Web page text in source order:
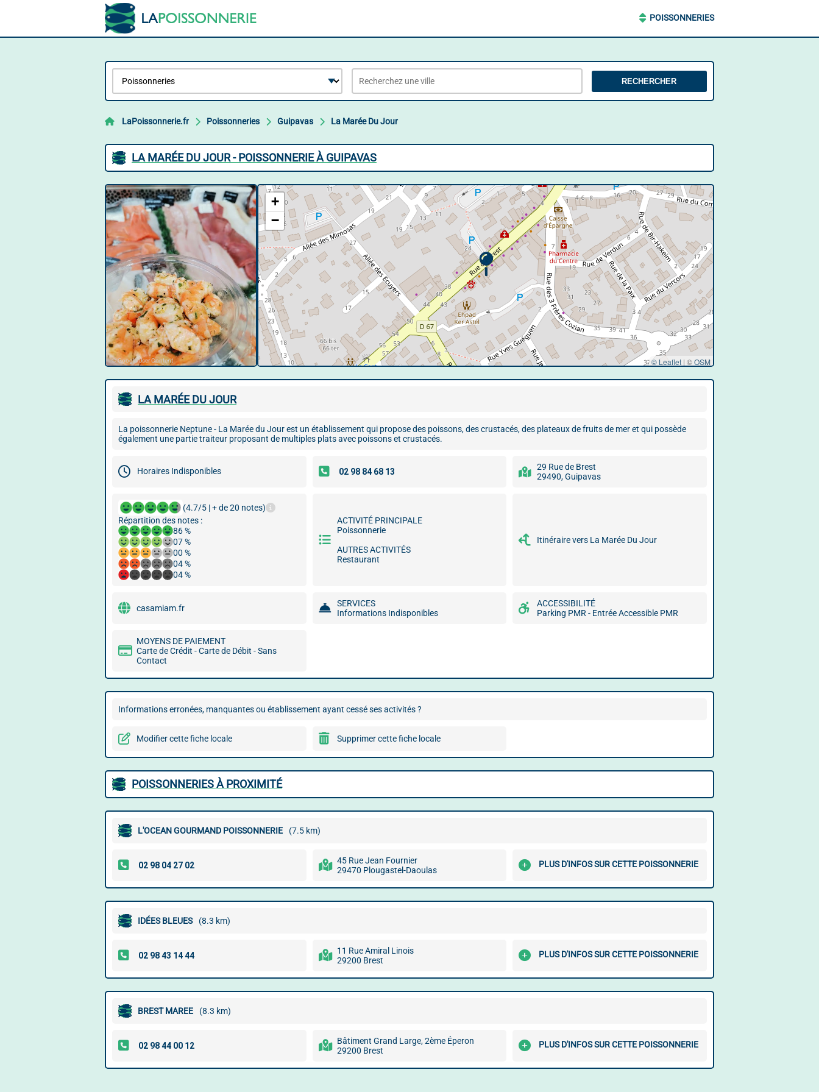
POISSONNERIES
RECHERCHER
LaPoissonnerie.fr Poissonneries Guipavas La Marée Du Jour
LA MARÉE DU JOUR - POISSONNERIE À GUIPAVAS
© Google User Content
+
−
© Leaflet | ©OSM
LA MARÉE DU JOUR
La poissonnerie Neptune - La Marée du Jour est un établissement qui propose des poissons, des crustacés, des plateaux de fruits de mer et qui possède
également une partie traiteur proposant de multiples plats avec poissons et crustacés.
Horaires Indisponibles
29 Rue de Brest
29490, Guipavas
(4.7/5 | + de 20 notes)
Répartition des notes :
86 %
07 %
00 %
04 %
04 %
ACTIVITÉ PRINCIPALE
Poissonnerie
AUTRES ACTIVITÉS
Restaurant
Itinéraire vers La Marée Du Jour
casamiam.fr
SERVICES
Informations Indisponibles
ACCESSIBILITÉ
Parking PMR - Entrée Accessible PMR
MOYENS DE PAIEMENT
Carte de Crédit - Carte de Débit - Sans
Contact
Informations erronées, manquantes ou établissement ayant cessé ses activités ?
Modifier cette fiche locale Supprimer cette fiche locale
POISSONNERIES À PROXIMITÉ
L'OCEAN GOURMAND POISSONNERIE (7.5 km)
45 Rue Jean Fournier
29470 Plougastel-Daoulas
PLUS D'INFOS SUR CETTE POISSONNERIE
IDÉES BLEUES (8.3 km)
11 Rue Amiral Linois
29200 Brest
PLUS D'INFOS SUR CETTE POISSONNERIE
BREST MAREE (8.3 km)
Bâtiment Grand Large, 2ème Éperon
29200 Brest
PLUS D'INFOS SUR CETTE POISSONNERIE